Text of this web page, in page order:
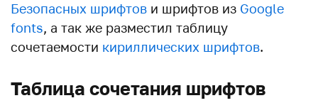
Безопасных шрифтов и шрифтов из Google
fonts, а так же разместил таблицу
сочетаемости кириллических шрифтов.
Таблица сочетания шрифтов